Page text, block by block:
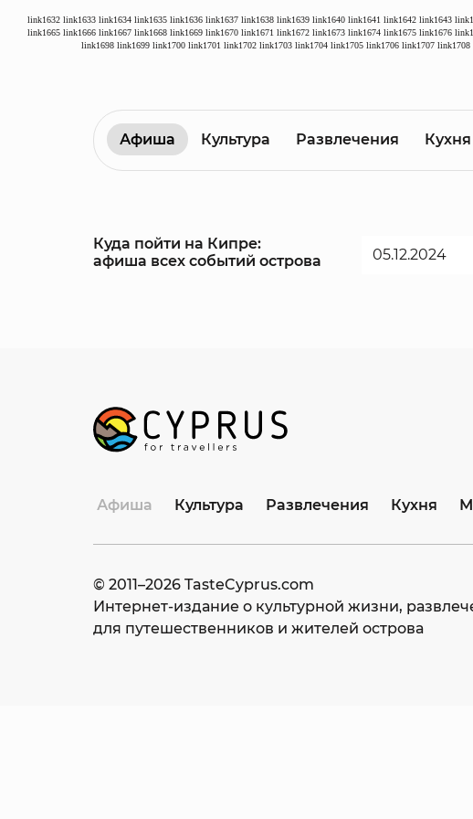
link1632 link1633 link1634 link1635 link1636 link1637 link1638 link1639 link1640 link1641 link1642 link1643
link1665 link1666 link1667 link1668 link1669 link1670 link1671 link1672 link1673 link1674 link1675 link1676
link1698 link1699 link1700 link1701 link1702 link1703 link1704 link1705 link1706 link1707 link1708
Афиша Культура Развлечения Кухня
Куда пойти на Кипре:
афиша всех событий острова
Афиша Культура Развлечения Кухня
© 2011–2026 TasteCyprus.com
Интернет-издание о культурной жизни,
для путешественников и жителей острова